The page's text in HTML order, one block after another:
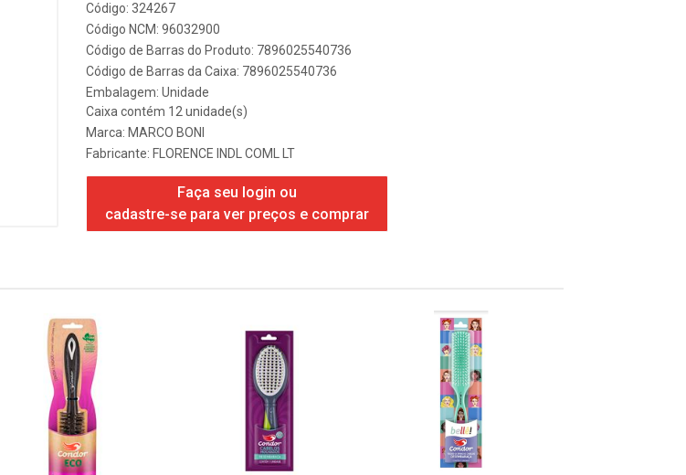
Código: 324267
Código NCM: 96032900
Código de Barras do Produto: 7896025540736
Código de Barras da Caixa: 7896025540736
Embalagem: Unidade
Caixa contém 12 unidade(s)
Marca: MARCO BONI
Fabricante: FLORENCE INDL COML LT
Faça seu login ou
cadastre-se para ver preços e comprar